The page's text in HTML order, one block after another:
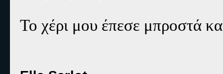
Το χέρι μου έπεσε μπροστά